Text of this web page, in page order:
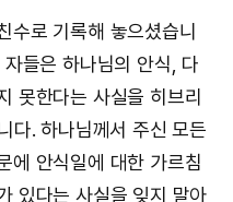
수로 기록해 놓으셨습니
들은 하나님의 안식, 다
못한다는 사실을 히브리
다. 하나님께서 주신 모든
에 안식일에 대한 가르침
있다는 사실을 잊지 말아